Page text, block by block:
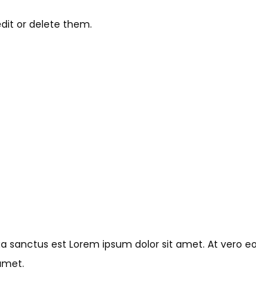
or delete them.
est Lorem ipsum dolor sit amet. At vero